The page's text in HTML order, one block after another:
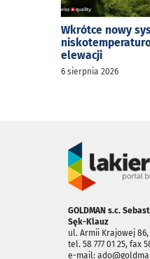
Wkrótce nowy
elewacji
6 sierpnia 2026
GOLDMAN s.c.
Sęk-Klauz
ul. Armii Krajowej 86,
tel. 58 777 01 25, fax
e-mail: